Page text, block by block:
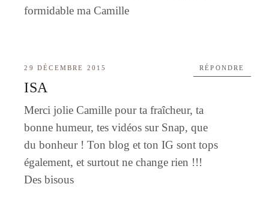
formidable ma Camille
29 DÉCEMBRE 2015
ISA
Merci jolie Camille pour ta fraîcheur, ta
bonne humeur, tes vidéos sur Snap, que
du bonheur ! Ton blog et ton IG sont tops
également, et surtout ne change rien !!!
Des bisous
RÉPONDRE